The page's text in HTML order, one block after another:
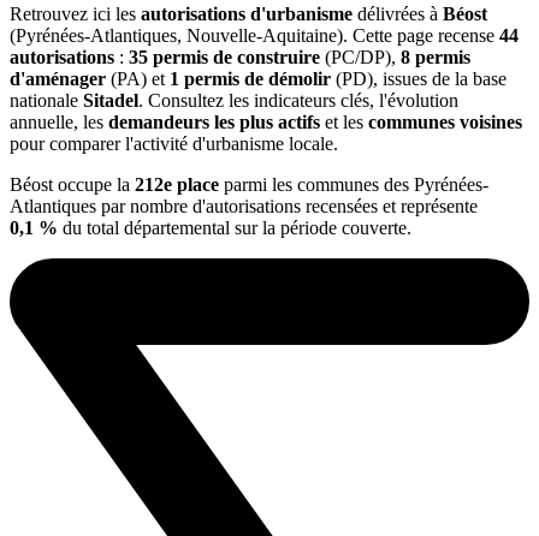
Retrouvez ici les autorisations d'urbanisme délivrées à Béost
(Pyrénées-Atlantiques, Nouvelle-Aquitaine). Cette page recense 44
autorisations : 35 permis de construire (PC/DP), 8 permis
d'aménager (PA) et 1 permis de démolir (PD), issues de la base
nationale Sitadel. Consultez les indicateurs clés, l'évolution
annuelle, les demandeurs les plus actifs et les communes voisines
pour comparer l'activité d'urbanisme locale.
Béost occupe la 212e place parmi les communes des Pyrénées-
Atlantiques par nombre d'autorisations recensées et représente
0,1 % du total départemental sur la période couverte.